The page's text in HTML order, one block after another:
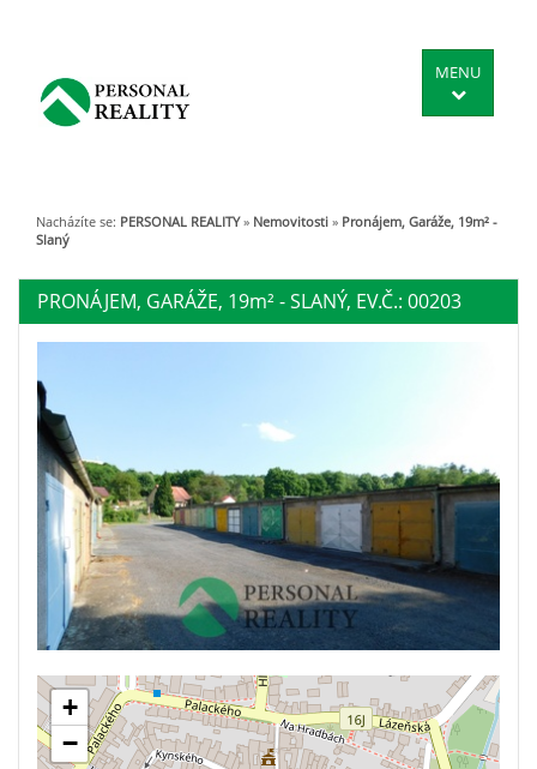
MENU
Nacházíte se: PERSONAL REALITY » Nemovitosti » Pronájem, Garáže, 19m² -
Slaný
PRONÁJEM, GARÁŽE, 19m²- SLANÝ, EV.Č.: 00203
+
−